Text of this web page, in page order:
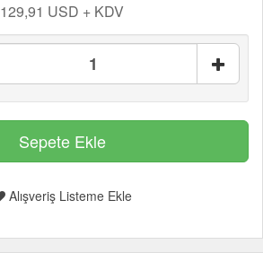
129,91 USD + KDV
Alışveriş Listeme Ekle